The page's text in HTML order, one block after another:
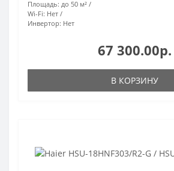
Площадь: до 50 м²
Wi-Fi: Нет
Инвертор: Нет
67 300.00р.
В КОРЗИНУ